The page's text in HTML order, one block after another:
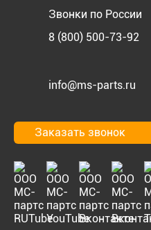
Звонки по России
8 (800) 500-73-92
info@ms-parts.ru
Заказать звонок